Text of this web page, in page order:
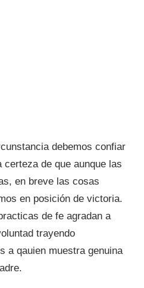
debemos confiar
de que aunque las
en breve las cosas
en posición de victoria.
de fe agradan a
trayendo
a qauien muestra genuina